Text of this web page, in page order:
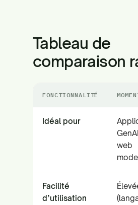
Tableau de
comparaison
FONCTIONNALITÉ
Idéal pour
web
Facilité
d’utilisation